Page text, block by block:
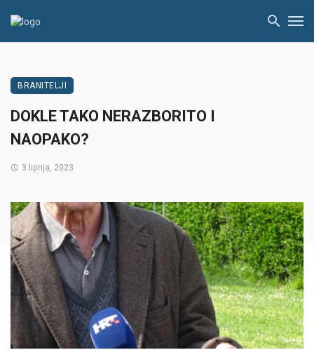
BRANITELJI
DOKLE TAKO NERAZBORITO I
NAOPAKO?
3 lipnja, 2023